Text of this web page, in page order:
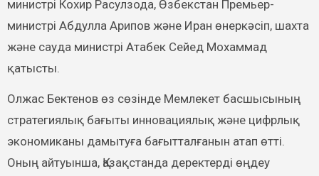
министрі Кохир Расулзода, Өзбекстан Премьер-
министрі Абдулла Арипов және Иран өнеркәсіп, шахта
және сауда министрі Атабек Сейед Мохаммад
қатысты.
Олжас Бектенов өз сөзінде Мемлекет басшысының
стратегиялық бағыты инновациялық және цифрлық
экономиканы дамытуға бағытталғанын атап өтті.
Оның айтуынша, Қазақстанда деректерді өңдеу